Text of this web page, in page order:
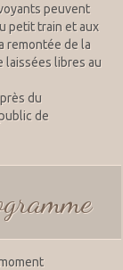
peuvent
petit train et aux
remontée de la
laissées libres au
du
de